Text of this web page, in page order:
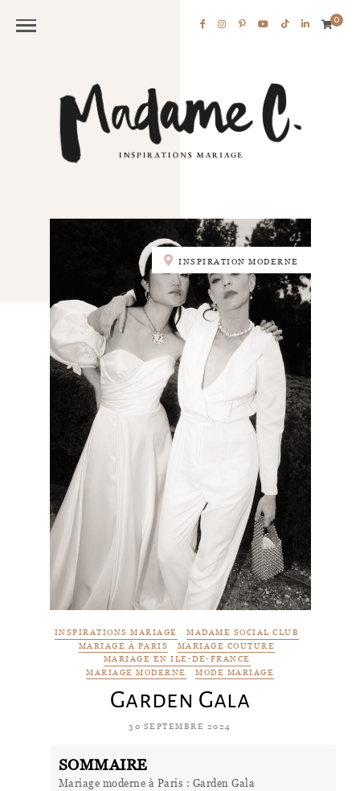
0
INSPIRATION MODERNE
INSPIRATIONS MARIAGE
MADAME SOCIAL CLUB
MARIAGE À PARIS
MARIAGE COUTURE
MARIAGE EN ILE-DE-FRANCE
MARIAGE MODERNE
MODE MARIAGE
Garden Gala
30 SEPTEMBRE 2024
SOMMAIRE
Mariage moderne à Paris : Garden Gala